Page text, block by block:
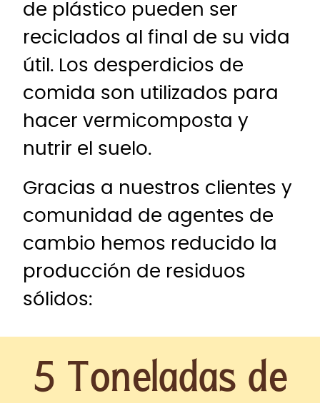
de plástico pueden ser
reciclados al final de su vida
útil. Los desperdicios de
comida son utilizados para
hacer vermicomposta y
nutrir el suelo.
Gracias a nuestros clientes y
comunidad de agentes de
cambio hemos reducido la
producción de residuos
sólidos:
5 Toneladas de